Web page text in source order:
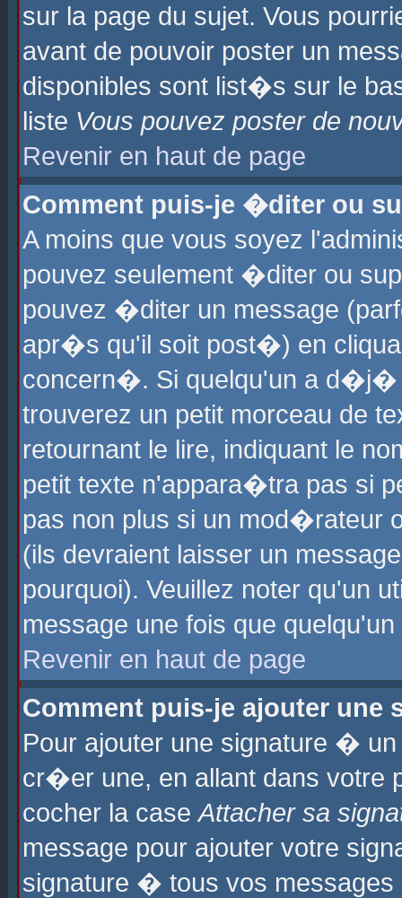
sur la page du sujet. Vous
avant de pouvoir poster un
disponibles sont list�s sur le
liste Vous pouvez poster de
Revenir en haut de page
Comment puis-je �diter ou
A moins que vous soyez
pouvez seulement �diter ou
pouvez �diter un message
apr�s qu'il soit post�) en
concern�. Si quelqu'un a
trouverez un petit morceau de
retournant le lire, indiquant le
petit texte n'appara�tra pas si
pas non plus si un mod�rateur
(ils devraient laisser un
pourquoi). Veuillez noter qu'un
message une fois que
Revenir en haut de page
Comment puis-je ajouter une
Pour ajouter une signature �
cr�er une, en allant dans
cocher la caseAttacher sa
message pour ajouter votre
signature � tous vos